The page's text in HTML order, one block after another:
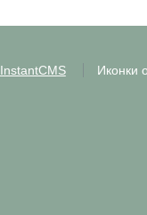
InstantCMS Иконки